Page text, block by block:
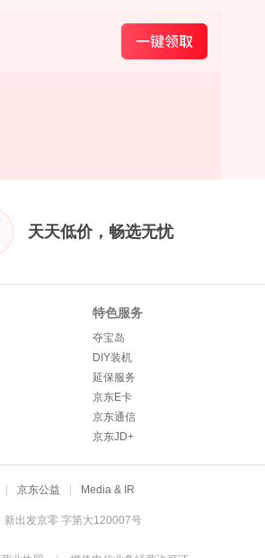
天天低价，畅选无忧
特色服务
夺宝岛
DIY装机
延保服务
京东E卡
京东通信
京东JD+
京东公益 Media & IR
新出发京零 字第大120007号